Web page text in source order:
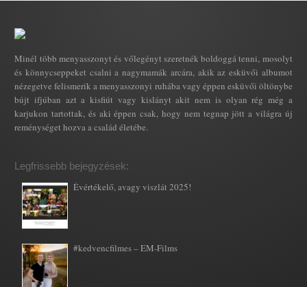
Minél több menyasszonyt és vőlegényt szeretnék boldoggá tenni, mosolyt
és könnycseppeket csalni a nagymamák arcára, akik az esküvői albumot
nézegetve felismerik a menyasszonyi ruhába vagy éppen esküvői öltönybe
bújt ifjúban azt a kisfiút vagy kislányt akit nem is olyan rég még a
karjukon tartottak, és aki éppen csak, hogy nem tegnap jött a világra új
reménységet hozva a család életébe.
Legfrissebb bejegyzések:
Évértékelő, avagy viszlát 2025!
#kedvencfilmes – EM-Films